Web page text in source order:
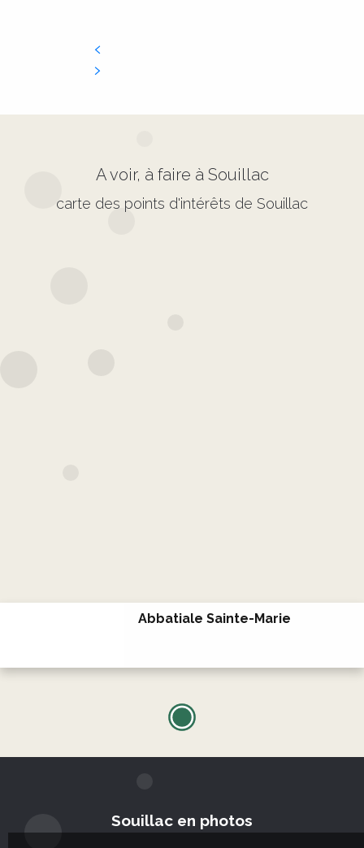
A voir, à faire à Souillac
carte des points d'intérêts de Souillac
Abbatiale Sainte-Marie
Souillac en photos